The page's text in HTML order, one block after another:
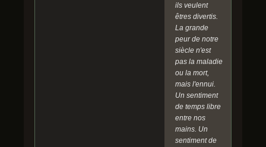
ils veulent
êtres divertis.
La grande
peur de notre
siècle n'est
pas la maladie
ou la mort,
mais l'ennui.
Un sentiment
de temps libre
entre nos
mains. Un
sentiment de